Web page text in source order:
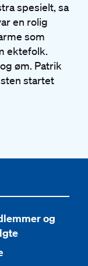
spesielt, sa
en rolig
som
ektefolk.
øm. Patrik
startet
og